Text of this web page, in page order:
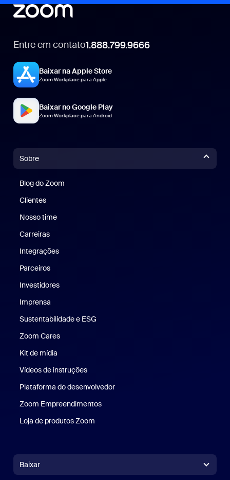
Entre em contato1.888.799.9666
Baixar na Apple Store
Zoom Workplace para Apple
Baixar no Google Play
Zoom Workplace para Android
Sobre
Blog do Zoom
Clientes
Nosso time
Carreiras
Integrações
Parceiros
Investidores
Imprensa
Sustentabilidade e ESG
Zoom Cares
Kit de mídia
Vídeos de instruções
Plataforma do desenvolvedor
Zoom Empreendimentos
Loja de produtos Zoom
Baixar